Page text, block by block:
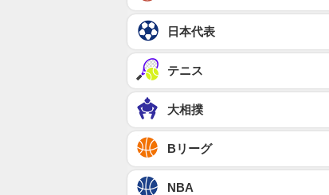
日本代表
テニス
大相撲
Bリーグ
NBA